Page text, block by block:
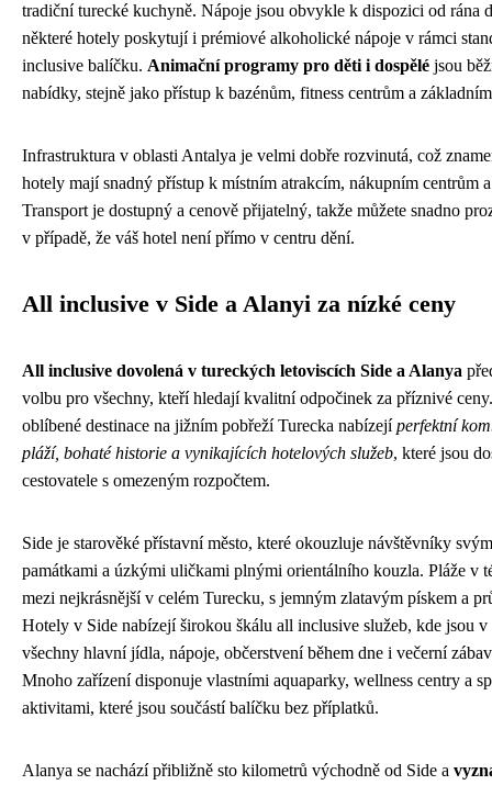
tradiční turecké kuchyně. Nápoje jsou obvykle k dispozici od rána
některé hotely poskytují i prémiové alkoholické nápoje v rámci
inclusive balíčku. Animační programy pro děti i dospělé jsou
nabídky, stejně jako přístup k bazénům, fitness centrům a
Infrastruktura v oblasti Antalya je velmi dobře rozvinutá, což
hotely mají snadný přístup k místním atrakcím, nákupním centrům
Transport je dostupný a cenově přijatelný, takže můžete snadno
v případě, že váš hotel není přímo v centru dění.
All inclusive v Side a Alanyi za nízké ceny
All inclusive dovolená v tureckých letoviscích Side a Alanya
volbu pro všechny, kteří hledají kvalitní odpočinek za příznivé
oblíbené destinace na jižním pobřeží Turecka nabízejíperfektní
pláží, bohaté historie a vynikajících hotelových služeb, které jsou
cestovatele s omezeným rozpočtem.
Side je starověké přístavní město, které okouzluje návštěvníky
památkami a úzkými uličkami plnými orientálního kouzla. Pláže v
mezi nejkrásnější v celém Turecku, s jemným zlatavým pískem a
Hotely v Side nabízejí širokou škálu all inclusive služeb, kde jsou v
všechny hlavní jídla, nápoje, občerstvení během dne i večerní
Mnoho zařízení disponuje vlastními aquaparky, wellness centry a
aktivitami, které jsou součástí balíčku bez příplatků.
Alanya se nachází přibližně sto kilometrů východně od Side a